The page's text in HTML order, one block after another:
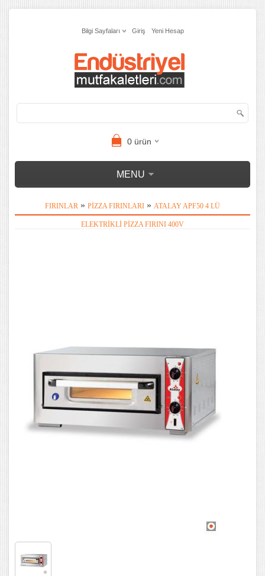
Bilgi Sayfaları Giriş Yeni Hesap
0ürün
MENU
FIRINLAR » PIZZA FIRINLARI » ATALAY APF50 4 LÜ
ELEKTRIKLI PIZZA FIRINI 400V